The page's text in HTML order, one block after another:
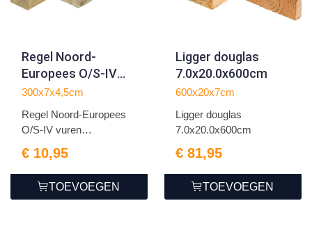
Regel Noord-
Europees O/S-IV
vuren
300x7x4,5cm
Regel Noord-Europees
O/S-IV vuren
€ 10,95
TOEVOEGEN
Ligger douglas
7.0x20.0x600cm
600x20x7cm
Ligger douglas
7.0x20.0x600cm
€ 81,95
TOEVOEGEN